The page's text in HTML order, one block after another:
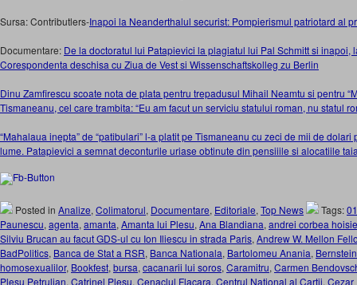
Sursa: Contributlers-Inapoi la Neanderthalul securist: Pompierismul patriotard al
Documentare: De la doctoratul lui Patapievici la plagiatul lui Pal Schmitt si inapoi,
Corespondenta deschisa cu Ziua de Vest si Wissenschaftskolleg zu Berlin
Dinu Zamfirescu scoate nota de plata pentru trepadusul Mihail Neamtu si pentru
Tismaneanu, cel care trambita: “Eu am facut un serviciu statului roman, nu statul
“Mahalaua inepta” de “patibulari” l-a platit pe Tismaneanu cu zeci de mii de
lume. Patapievici a semnat deconturile uriase obtinute din pensiiile si alocatiile
Posted in Analize, Colimatorul, Documentare, Editoriale, Top News Tags:
Paunescu, agenta, amanta, Amanta lui Plesu, Ana Blandiana, andrei corbea hoisie
Silviu Brucan au facut GDS-ul cu Ion Iliescu in strada Paris, Andrew W. Mellon
BadPolitics, Banca de Stat a RSR, Banca Nationala, Bartolomeu Anania,
homosexualilor, Bookfest, bursa, cacanarii lui soros, Caramitru, Carmen
Plesu Petrulian, Catrinel Plesu, Cenaclul Flacara, Centrul National al Cartii, Cezar